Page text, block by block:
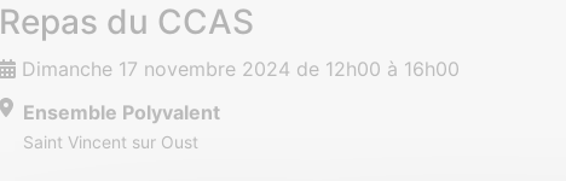
Repas du CCAS
Dimanche 17 novembre 2024 de 12h00 à 16h00
Ensemble Polyvalent
Saint Vincent sur Oust